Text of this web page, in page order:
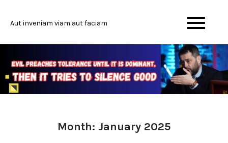
Aut inveniam viam aut faciam
Month: January 2025